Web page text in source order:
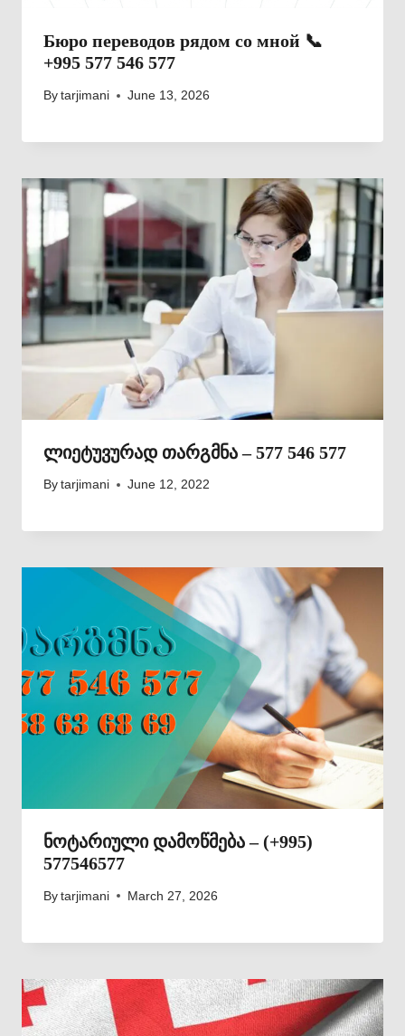
Бюро переводов рядом со мной 📞
+995 577 546 577
By tarjimani June 13, 2026
ლიეტუვურად თარგმნა – 577 546 577
By tarjimani June 12, 2022
ნოტარიული დამოწმება – (+995)
577546577
By tarjimani March 27, 2026